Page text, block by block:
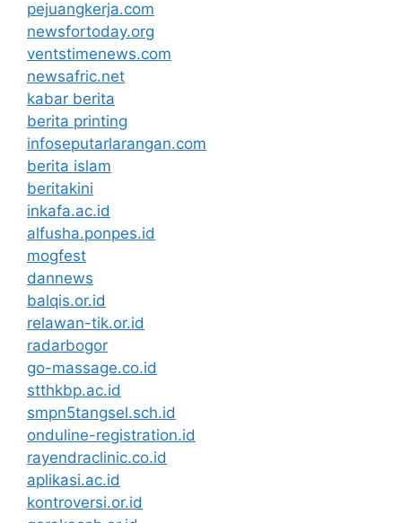
pejuangkerja.com
newsfortoday.org
ventstimenews.com
newsafric.net
kabar berita
berita printing
infoseputarlarangan.com
berita islam
beritakini
inkafa.ac.id
alfusha.ponpes.id
mogfest
dannews
balqis.or.id
relawan-tik.or.id
radarbogor
go-massage.co.id
stthkbp.ac.id
smpn5tangsel.sch.id
onduline-registration.id
rayendraclinic.co.id
aplikasi.ac.id
kontroversi.or.id